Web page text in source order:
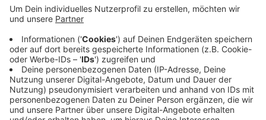
KI-Shopping: Der digitale Stilberater
Anzeige